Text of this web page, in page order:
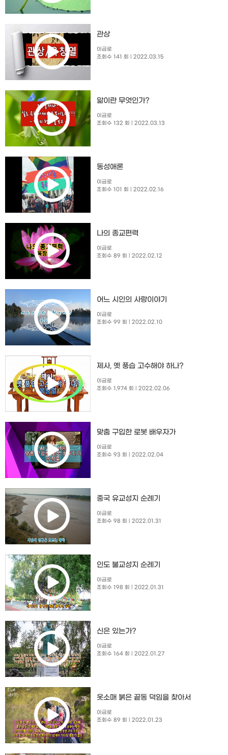
관상
이금로
조회수 141 회
| 2022.03.15
앎이란 무엇인가?
이금로
조회수 132 회
| 2022.03.13
동성애론
이금로
조회수 101 회
| 2022.02.16
나의 종교편력
이금로
조회수 89 회
| 2022.02.12
​어느 시인의 사랑이야기
이금로
조회수 99 회
| 2022.02.10
제사, 옛 풍습 고수해야 하나?
이금로
조회수 1,974 회
| 2022.02.06
맞춤 구입한 로봇 배우자가
이금로
조회수 93 회
| 2022.02.04
중국 유교성지 순례기
이금로
조회수 98 회
| 2022.01.31
인도 불교성지 순례기
이금로
조회수 198 회
| 2022.01.31
신은 있는가?
이금로
조회수 164 회
| 2022.01.27
옷소매 붉은 끝동 덕임을 찾아서
이금로
조회수 89 회
| 2022.01.23